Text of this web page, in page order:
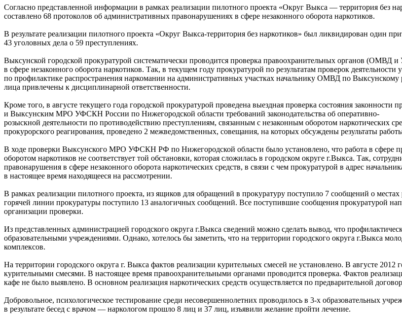
Согласно представленной информации в рамках реализации пилотного проекта «Округ Выкса — территория
составлено 68 протоколов об административных правонарушениях в сфере незаконного оборота наркотиков.
В результате реализации пилотного проекта «Округ Выкса-территория без наркотиков» был ликвидирован один
43 уголовных дела о 59 преступлениях.
Выксунской городской прокуратурой систематически проводится проверка правоохранительных органов
в сфере незаконного оборота наркотиков. Так, в текущем году прокуратурой по результатам проверок
по профилактике распространения наркомании на административных участках начальнику ОМВД по
лица привлечены к дисциплинарной ответственности.
Кроме того, в августе текущего года городской прокуратурой проведена выездная проверка состояния
и Выксунским МРО УФСКН России по Нижегородской области требований законодательства об оперативно-
розыскной деятельности по противодействию преступлениям, связанным с незаконным оборотом наркотических
прокурорского реагирования, проведено 2 межведомственных, совещания, на которых обсуждены результаты
В ходе проверки Выксунского МРО УФСКН РФ по Нижегородской области было установлено, что работа в сфере
оборотом наркотиков не соответствует той обстановки, которая сложилась в городском округе г.Выкса. Так,
правонарушения в сфере незаконного оборота наркотических средств, в связи с чем прокуратурой в адрес
в настоящее время находящееся на рассмотрении.
В рамках реализации пилотного проекта, из ящиков для обращений в прокуратуру поступило 7 сообщений о
горячей линии прокуратуры поступило 13 аналогичных сообщений. Все поступившие сообщения
организации проверки.
Из представленных администрацией городского округа г.Выкса сведений можно сделать вывод, что
образовательными учреждениями. Однако, хотелось бы заметить, что на территории городского округа г.Выкса
комплексов.
На территории городского округа г. Выкса фактов реализации курительных смесей не установлено. В августе
курительными смесями. В настоящее время правоохранительными органами проводится проверка. Фактов
кафе не было выявлено. В основном реализация наркотических средств осуществляется по предварительной
Добровольное, психологическое тестирование среди несовершеннолетних проводилось в 3-х образовательных
в результате бесед с врачом — наркологом прошло 8 лиц и 37 лиц, изъявили желание пройти лечение.